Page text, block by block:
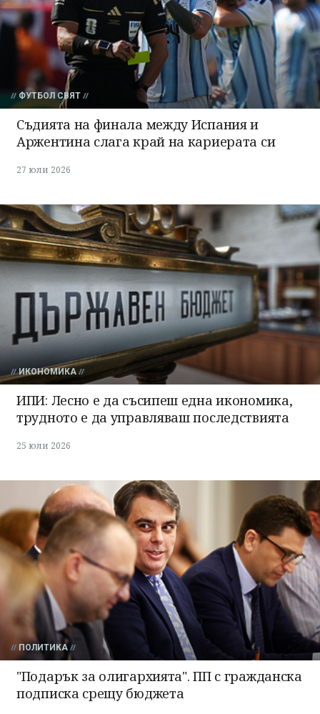
ФУТБОЛ СВЯТ
Съдията на финала между Испания и
Аржентина слага край на кариерата си
27 юли 2026
ИКОНОМИКА
ИПИ: Лесно е да съсипеш една икономика,
трудното е да управляваш последствията
25 юли 2026
ПОЛИТИКА
"Подарък за олигархията". ПП с гражданска
подписка срещу бюджета